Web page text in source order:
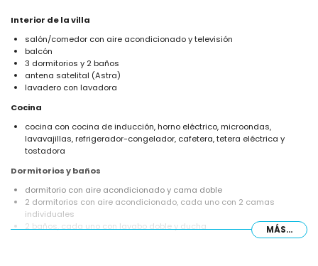
Interior de la villa
salón/comedor con aire acondicionado y televisión
balcón
3 dormitorios y 2 baños
antena satelital (Astra)
lavadero con lavadora
Cocina
cocina con cocina de inducción, horno eléctrico, microondas,
lavavajillas, refrigerador-congelador, cafetera, tetera eléctrica y
tostadora
Dormitorios y baños
dormitorio con aire acondicionado y cama doble
2 dormitorios con aire acondicionado, cada uno con 2 camas
individuales
2 baños, cada uno con lavabo doble y ducha
MÁS...